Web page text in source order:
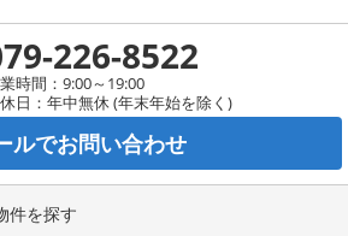
226-8522
時間：9:00～19:00
日：年中無休 (年末年始を除く)
ルでお問い合わせ
件を探す